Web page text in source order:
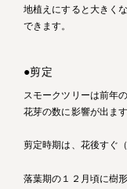
地植えにすると大きく
できます。
●剪定
スモークツリーは前年
花芽の数に影響が出ます
剪定時期は、花後すぐ
落葉期の１２月頃に樹